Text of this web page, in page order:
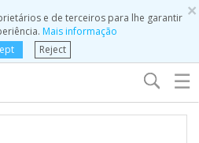
×
e de terceiros para lhe garantir
Mais informação
Reject
☰